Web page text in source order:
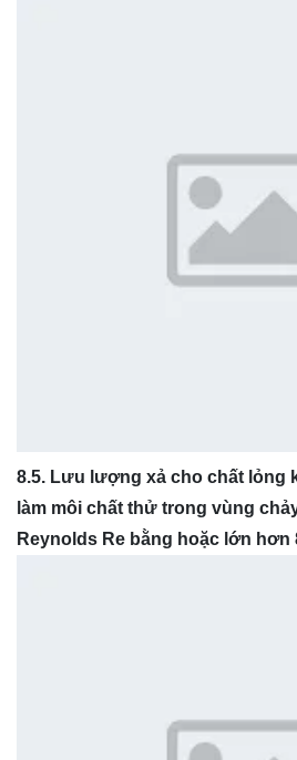
8.5. Lưu lượng xả cho chất lỏng
làm môi chất thử trong vùng
Reynolds Re bằng hoặc lớn hơn